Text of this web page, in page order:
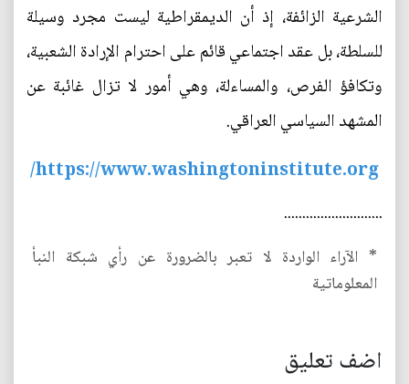
الشرعية الزائفة، إذ أن الديمقراطية ليست مجرد وسيلة
للسلطة، بل عقد اجتماعي قائم على احترام الإرادة الشعبية،
وتكافؤ الفرص، والمساءلة، وهي أمور لا تزال غائبة عن
المشهد السياسي العراقي.
https://www.washingtoninstitute.org/
...........................
* الآراء الواردة لا تعبر بالضرورة عن رأي شبكة النبأ
المعلوماتية
اضف تعليق